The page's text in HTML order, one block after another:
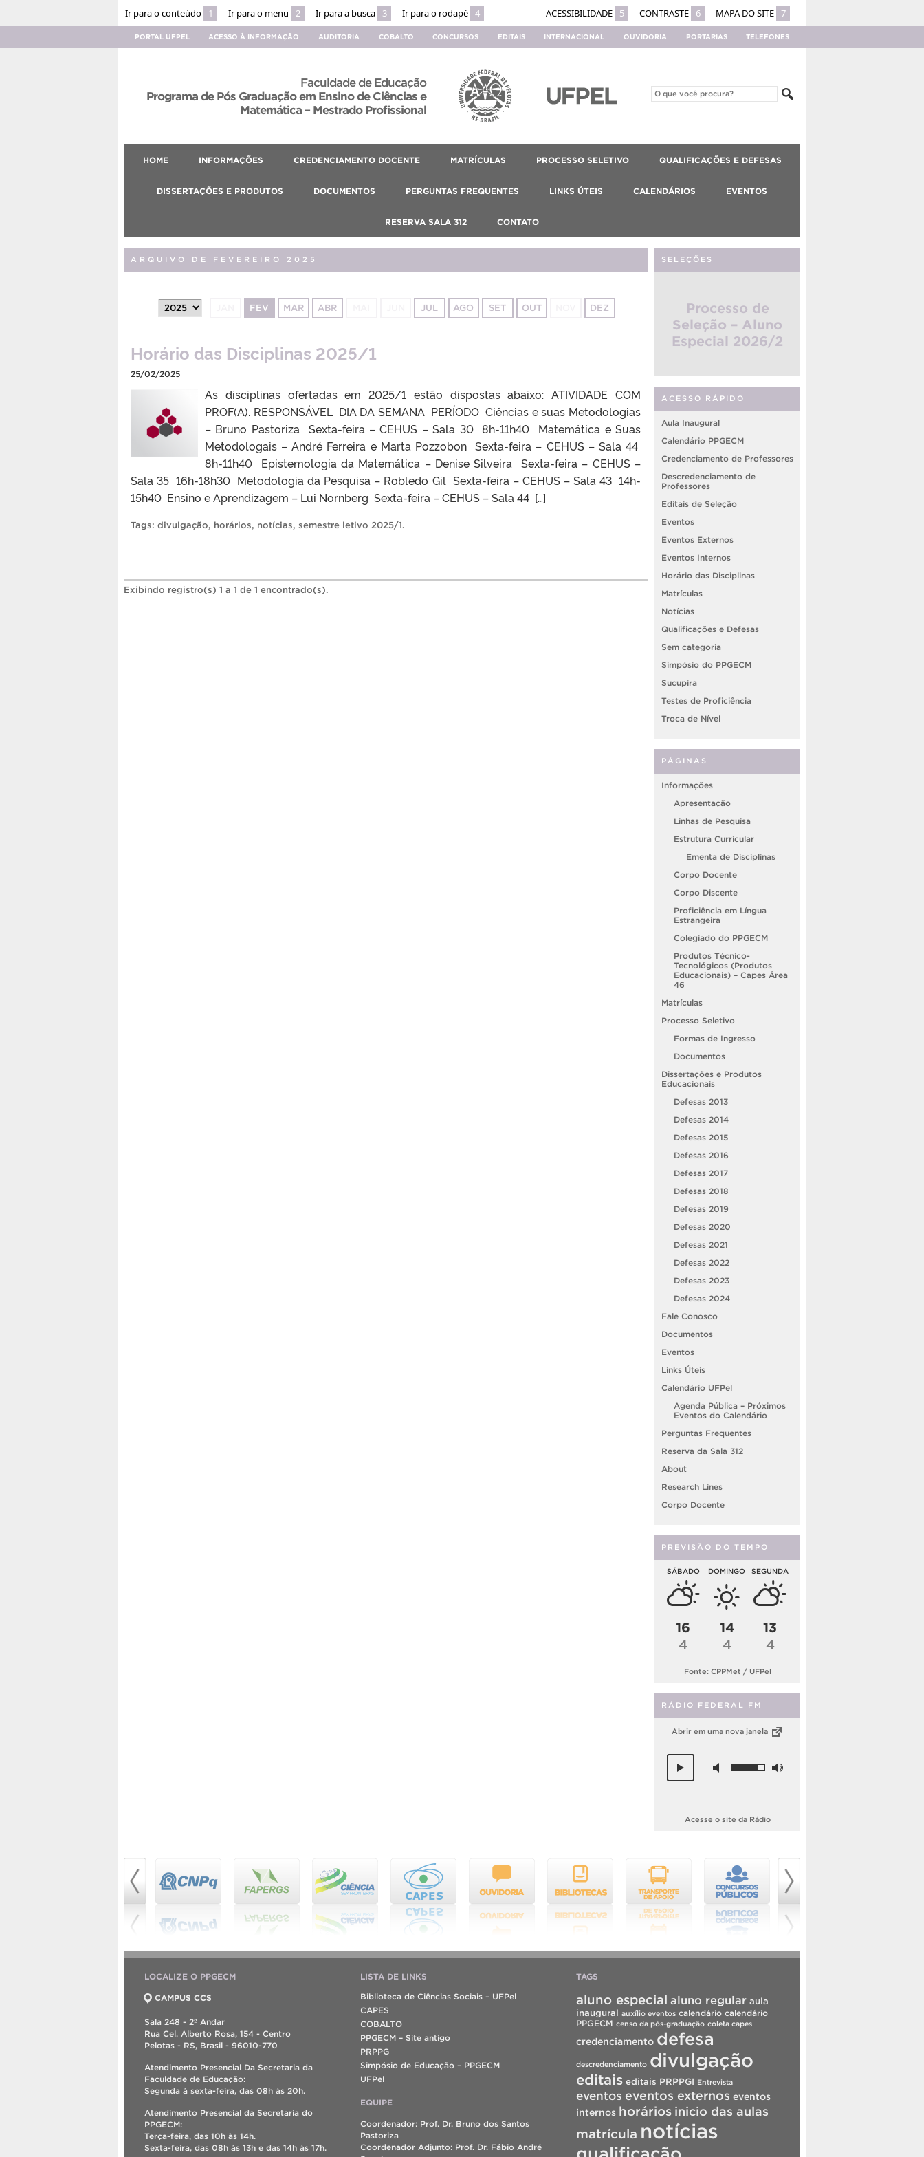
Ir para o conteúdo 1 Ir para o menu 2 Ir para a busca 3 Ir para o rodapé 4 ACESSIBILIDADE 5 CONTRASTE 6 MAPA DO SITE 7
PORTAL UFPEL ACESSO À INFORMAÇÃO AUDITORIA COBALTO CONCURSOS EDITAIS INTERNACIONAL OUVIDORIA PORTARIAS TELEFONES
Faculdade de Educação
Programa de Pós Graduação em Ensino de Ciências e
Matemática – Mestrado Profissional
HOME INFORMAÇÕES CREDENCIAMENTO DOCENTE MATRÍCULAS PROCESSO SELETIVO QUALIFICAÇÕES E DEFESAS
DISSERTAÇÕES E PRODUTOS DOCUMENTOS PERGUNTAS FREQUENTES LINKS ÚTEIS CALENDÁRIOS EVENTOS
RESERVA SALA 312 CONTATO
ARQUIVO DE FEVEREIRO 2025
FEV MAR ABR JUL AGO SET OUT DEZ
Horário das Disciplinas 2025/1
25/02/2025
As disciplinas ofertadas em 2025/1 estão dispostas abaixo: ATIVIDADE COM
PROF(A). RESPONSÁVEL DIA DA SEMANA PERÍODO Ciências e suas Metodologias
– Bruno Pastoriza Sexta-feira – CEHUS – Sala 30 8h-11h40 Matemática e Suas
Metodologais – André Ferreira e Marta Pozzobon Sexta-feira – CEHUS – Sala 44
8h-11h40 Epistemologia da Matemática – Denise Silveira Sexta-feira – CEHUS –
Sala 35 16h-18h30 Metodologia da Pesquisa – Robledo Gil Sexta-feira – CEHUS – Sala 43 14h-
15h40 Ensino e Aprendizagem – Lui Nornberg Sexta-feira – CEHUS – Sala 44 […]
Tags: divulgação, horários, notícias, semestre letivo 2025/1.
Exibindo registro(s) 1 a 1 de 1 encontrado(s).
SELEÇÕES
Processo de
Seleção – Aluno
Especial 2026/2
ACESSO RÁPIDO
Aula Inaugural
Calendário PPGECM
Credenciamento de Professores
Descredenciamento de
Professores
Editais de Seleção
Eventos
Eventos Externos
Eventos Internos
Horário das Disciplinas
Matrículas
Notícias
Qualificações e Defesas
Sem categoria
Simpósio do PPGECM
Sucupira
Testes de Proficiência
Troca de Nível
PÁGINAS
Informações
Apresentação
Linhas de Pesquisa
Estrutura Curricular
Ementa de Disciplinas
Corpo Docente
Corpo Discente
Proficiência em Língua
Estrangeira
Colegiado do PPGECM
Produtos Técnico-
Tecnológicos (Produtos
Educacionais) – Capes Área
46
Matrículas
Processo Seletivo
Formas de Ingresso
Documentos
Dissertações e Produtos
Educacionais
Defesas 2013
Defesas 2014
Defesas 2015
Defesas 2016
Defesas 2017
Defesas 2018
Defesas 2019
Defesas 2020
Defesas 2021
Defesas 2022
Defesas 2023
Defesas 2024
Fale Conosco
Documentos
Eventos
Links Úteis
Calendário UFPel
Agenda Pública – Próximos
Eventos do Calendário
Perguntas Frequentes
Reserva da Sala 312
About
Research Lines
Corpo Docente
PREVISÃO DO TEMPO
SÁBADO
16
4
DOMINGO
14
4
SEGUNDA
13
4
Fonte: CPPMet / UFPel
RÁDIO FEDERAL FM
Abrir em uma nova janela
Acesse o site da Rádio
LOCALIZE O PPGECM
CAMPUS CCS
Sala 248 - 2º Andar
Rua Cel. Alberto Rosa, 154 - Centro
Pelotas - RS, Brasil - 96010-770
Atendimento Presencial Da Secretaria da
Faculdade de Educação:
Segunda à sexta-feira, das 08h às 20h.
Atendimento Presencial da Secretaria do
PPGECM:
Terça-feira, das 10h às 14h.
Sexta-feira, das 08h às 13h e das 14h às 17h.
LISTA DE LINKS
Biblioteca de Ciências Sociais – UFPel
CAPES
COBALTO
PPGECM – Site antigo
PRPPG
Simpósio de Educação – PPGECM
UFPel
EQUIPE
Coordenador: Prof. Dr. Bruno dos Santos
Pastoriza
Coordenador Adjunto: Prof. Dr. Fábio André
TAGS
aluno especial aluno regular aula
inaugural auxílio eventos calendário calendário
PPGECM censo da pós-graduação coleta capes
credenciamento defesa
descredenciamento divulgação
editais editais PRPPGI Entrevista
eventos eventos externos eventos
internos horários inicio das aulas
matrícula notícias